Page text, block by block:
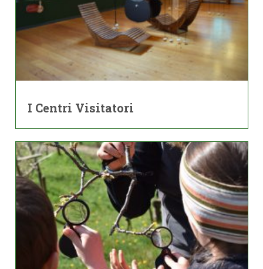
I Centri Visitatori